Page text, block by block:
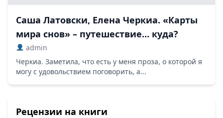
Саша Латовски, Елена Черкиа. «Карты
мира снов» – путешествие… куда?
admin
Черкиа. Заметила, что есть у меня проза, о которой я
могу с удовольствием поговорить, а...
Рецензии на книги